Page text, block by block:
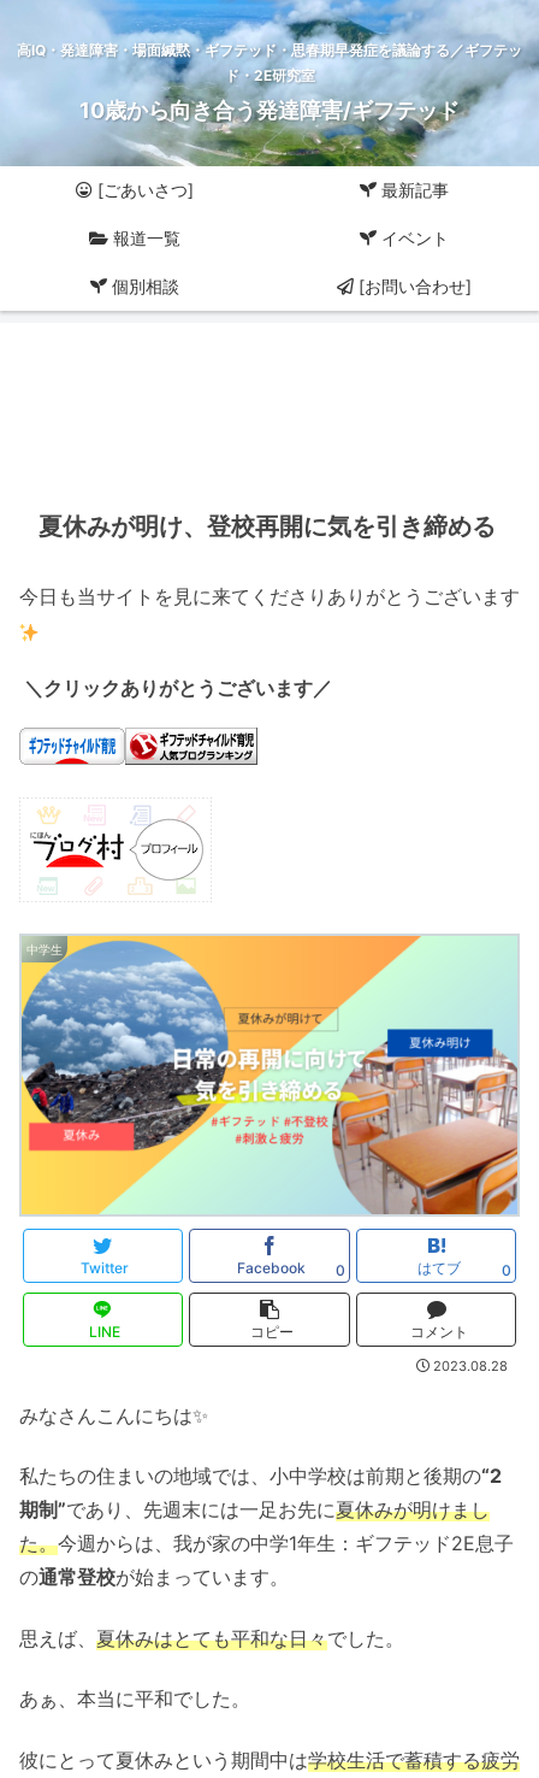
高IQ・発達障害・場面緘黙・ギフテッド・思春期早発症を議論する／ギフテッ
ド・2E研究室
10歳から向き合う発達障害/ギフテッド
[ごあいさつ] 最新記事
報道一覧 イベント
個別相談 [お問い合わせ]
夏休みが明け、登校再開に気を引き締める
今日も当サイトを見に来てくださりありがとうございます
＼クリックありがとうございます／
中学生
Twitter Facebook 0 はてブ 0
LINE コピー コメント
2023.08.28
みなさんこんにちは✨
私たちの住まいの地域では、小中学校は前期と後期の“2
期制”であり、先週末には一足お先に夏休みが明けまし
た。今週からは、我が家の中学1年生：ギフテッド2E息子
の通常登校が始まっています。
思えば、 夏休みはとても平和な日々でした。
あぁ、本当に平和でした。
彼にとって夏休みという期間中は学校生活で蓄積する疲労